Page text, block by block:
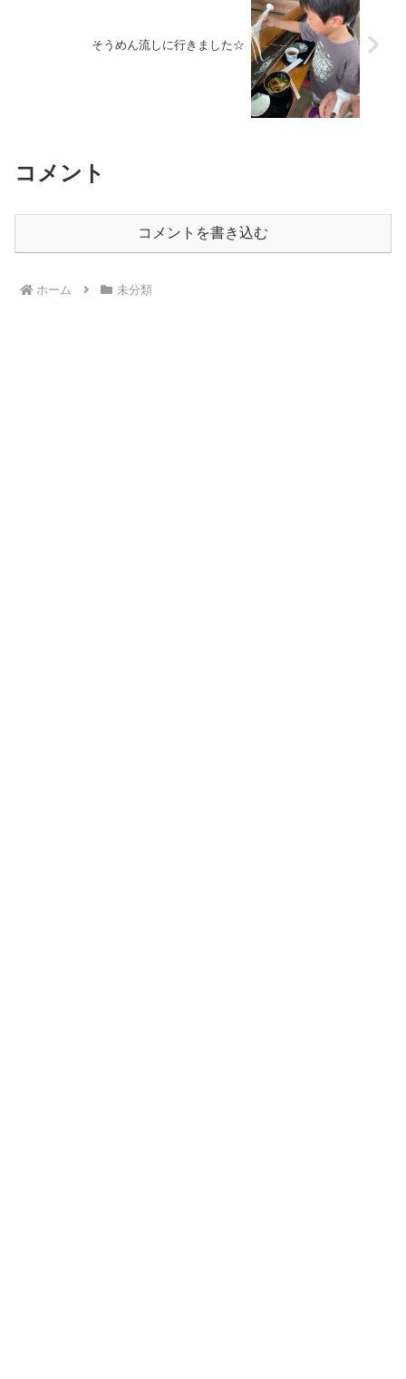
そうめん流しに行きました☆
コメント
コメントを書き込む
ホーム 未分類